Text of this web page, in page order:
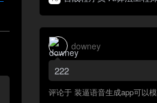
downey
222
评论于 装逼语音生成app可以